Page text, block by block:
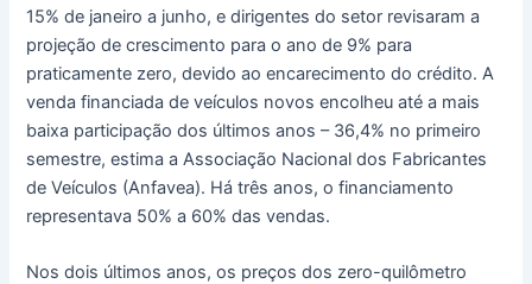
15% de janeiro a junho, e dirigentes do setor revisaram a
projeção de crescimento para o ano de 9% para
praticamente zero, devido ao encarecimento do crédito. A
venda financiada de veículos novos encolheu até a mais
baixa participação dos últimos anos – 36,4% no primeiro
semestre, estima a Associação Nacional dos Fabricantes
de Veículos (Anfavea). Há três anos, o financiamento
representava 50% a 60% das vendas.
Nos dois últimos anos, os preços dos zero-quilômetro